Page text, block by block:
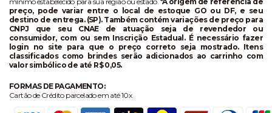
preço, pode variar entre o local de estoque GO ou DF, e seu
destino de entrega. (SP). Também contém variações de preço para
CNPJ que seu CNAE de atuação seja de revendedor ou
consumidor, com ou sem Inscrição Estadual. É necessário fazer
login no site para que o preço correto seja mostrado. Itens
classificados como brindes serão adicionados ao carrinho com
valor simbólico de até R$ 0,05.
FORMAS DE PAGAMENTO:
Cartão de Crédito parcelado em até 10x